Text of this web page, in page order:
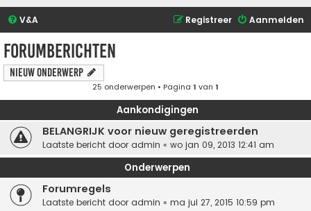
V&A Aanmelden
Registreer
Forumberichten
Nieuw onderwerp
25 onderwerpen • Pagina 1 van 1
Aankondigingen
BELANGRIJK voor nieuw geregistreerden
Laatste bericht door admin « wo jan 09, 2013 12:41 am
Onderwerpen
Forumregels
Laatste bericht door admin « ma jul 27, 2015 10:59 pm